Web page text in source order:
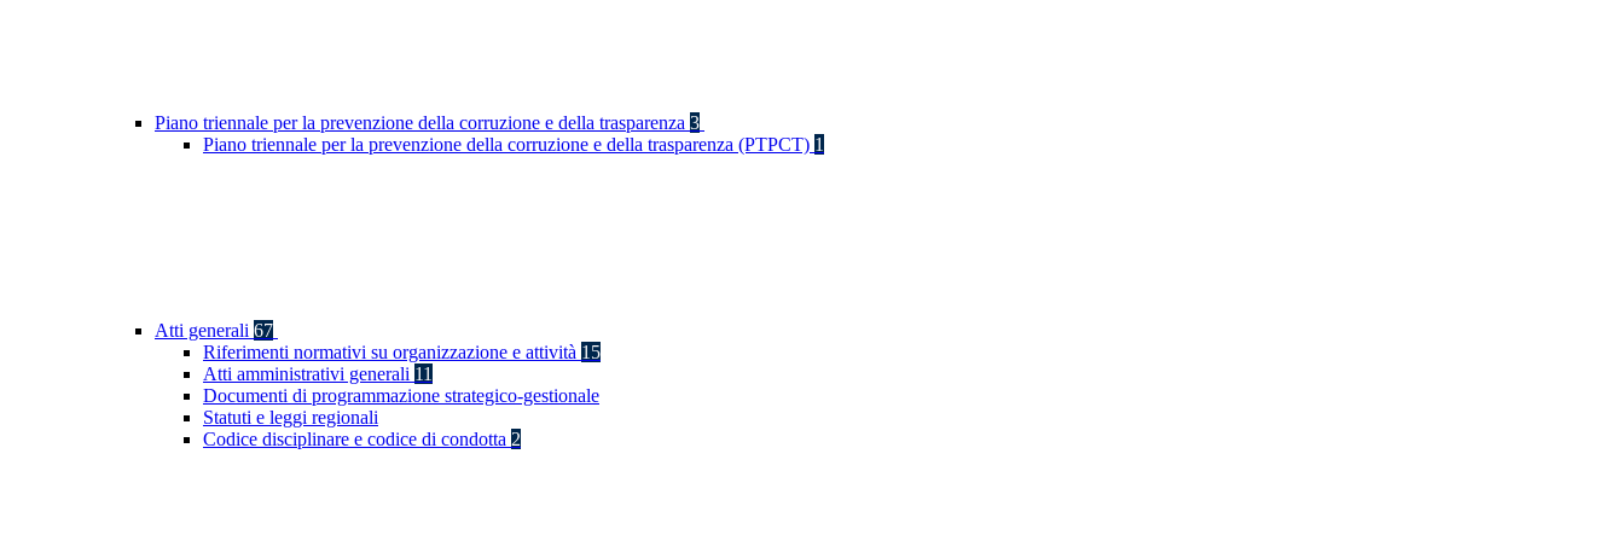
Piano triennale per la prevenzione della corruzione e della trasparenza 3
Piano triennale per la prevenzione della corruzione e della trasparenza (PTPCT) 1
Atti generali 67
Riferimenti normativi su organizzazione e attività 15
Atti amministrativi generali 11
Documenti di programmazione strategico-gestionale
Statuti e leggi regionali
Codice disciplinare e codice di condotta 2